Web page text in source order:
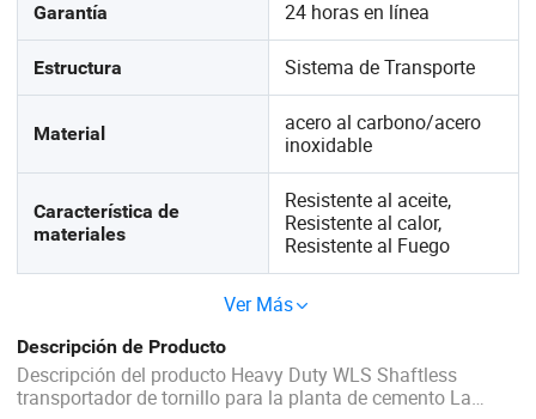
Garantía 24 horas en línea
Estructura Sistema de Transporte
Material
acero al carbono/acero
inoxidable
Característica de
materiales
Resistente al aceite,
Resistente al calor,
Resistente al Fuego
Ver Más
Descripción de Producto
Descripción del producto Heavy Duty WLS Shaftless
transportador de tornillo para la planta de cemento La